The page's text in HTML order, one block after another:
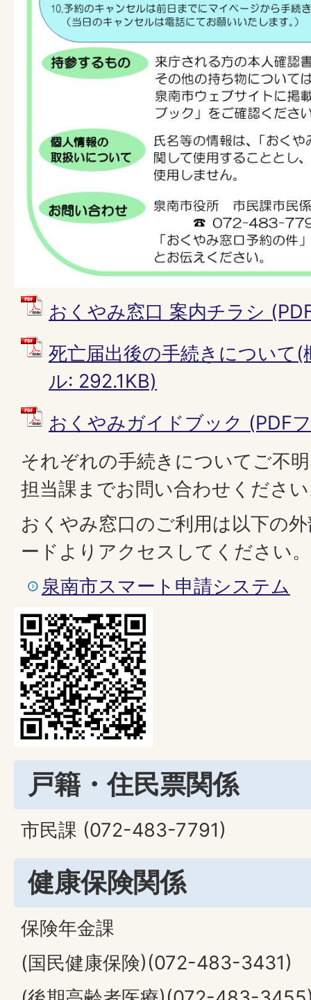
おくやみ窓口 案内チラシ
死亡届出後の手続きについて
ル: 292.1KB)
おくやみガイドブック (PDF
それぞれの手続きについてご不
担当課までお問い合わせくださ
おくやみ窓口のご利用は以下の
ードよりアクセスしてください。
泉南市スマート申請システム
戸籍・住民票関係
市民課 (072-483-7791)
健康保険関係
保険年金課
(国民健康保険)(072-483-3431)